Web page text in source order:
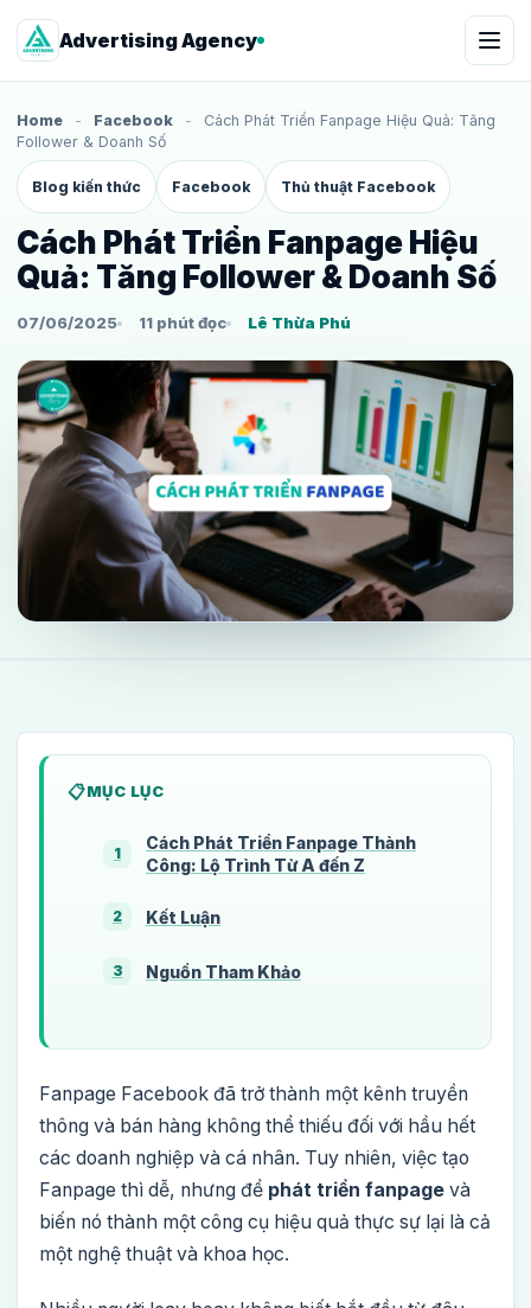
Advertising Agency
Home - Facebook -
Cách Phát Triển Fanpage Hiệu Quả: Tăng
Follower & Doanh Số
Blog kiến thức Facebook Thủ thuật Facebook
Cách Phát Triển Fanpage Hiệu
Quả: Tăng Follower & Doanh Số
07/06/2025 11 phút đọc Lê Thừa Phú
MỤC LỤC
1
Cách Phát Triển Fanpage Thành
Công: Lộ Trình Từ A đến Z
2 Kết Luận
3 Nguồn Tham Khảo
Fanpage Facebook đã trở thành một kênh truyền
thông và bán hàng không thể thiếu đối với hầu hết
các doanh nghiệp và cá nhân. Tuy nhiên, việc tạo
Fanpage thì dễ, nhưng để phát triển fanpage và
biến nó thành một công cụ hiệu quả thực sự lại là cả
một nghệ thuật và khoa học.